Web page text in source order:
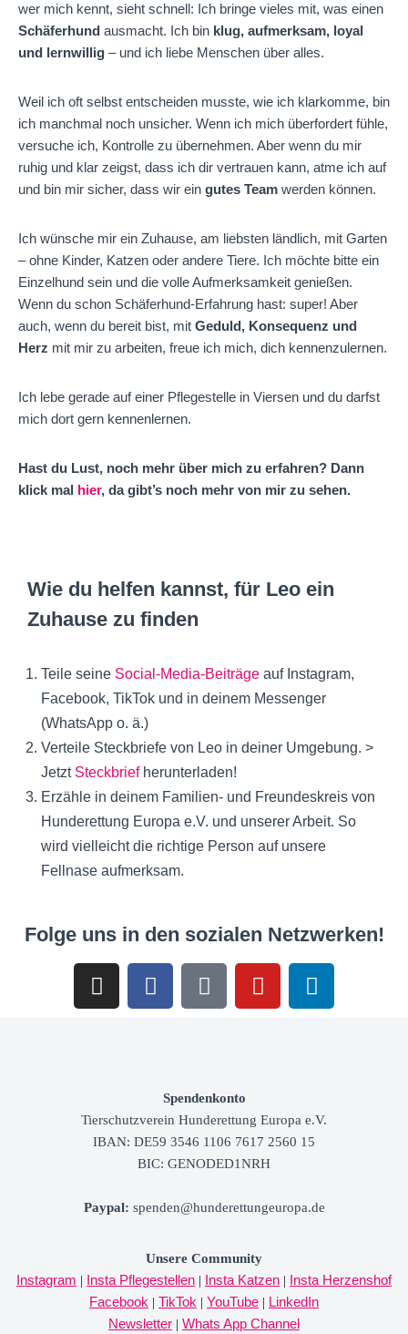
wer mich kennt, sieht schnell: Ich bringe vieles mit, was einen
Schäferhund ausmacht. Ich bin klug, aufmerksam, loyal
und lernwillig – und ich liebe Menschen über alles.
Weil ich oft selbst entscheiden musste, wie ich klarkomme, bin
ich manchmal noch unsicher. Wenn ich mich überfordert fühle,
versuche ich, Kontrolle zu übernehmen. Aber wenn du mir
ruhig und klar zeigst, dass ich dir vertrauen kann, atme ich auf
und bin mir sicher, dass wir ein gutes Team werden können.
Ich wünsche mir ein Zuhause, am liebsten ländlich, mit Garten
– ohne Kinder, Katzen oder andere Tiere. Ich möchte bitte ein
Einzelhund sein und die volle Aufmerksamkeit genießen.
Wenn du schon Schäferhund-Erfahrung hast: super! Aber
auch, wenn du bereit bist, mit Geduld, Konsequenz und
Herz mit mir zu arbeiten, freue ich mich, dich kennenzulernen.
Ich lebe gerade auf einer Pflegestelle in Viersen und du darfst
mich dort gern kennenlernen.
Hast du Lust, noch mehr über mich zu erfahren? Dann
klick mal hier, da gibt’s noch mehr von mir zu sehen.
Wie du helfen kannst, für Leo ein
Zuhause zu finden
Teile seine Social-Media-Beiträge auf Instagram,
Facebook, TikTok und in deinem Messenger
(WhatsApp o. ä.)
Verteile Steckbriefe von Leo in deiner Umgebung. >
Jetzt Steckbriefherunterladen!
Erzähle in deinem Familien- und Freundeskreis von
Hunderettung Europa e.V. und unserer Arbeit. So
wird vielleicht die richtige Person auf unsere
Fellnase aufmerksam.
Folge uns in den sozialen Netzwerken!
Spendenkonto
Tierschutzverein Hunderettung Europa e.V.
IBAN: DE59 3546 1106 7617 2560 15
BIC: GENODED1NRH
Paypal: spenden@hunderettungeuropa.de
Unsere Community
Instagram | Insta Pflegestellen | Insta Katzen | Insta Herzenshof
Facebook | TikTok | YouTube | LinkedIn
Newsletter | Whats App Channel